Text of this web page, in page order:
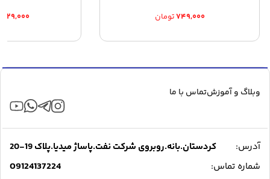
۷۴۹,۰۰۰تومان
وبلاگ و آموزشتماس با ما
آدرس:
کردستان.بانه.روبروی شرکت نفت.پاساژ میدیا.پلاک 19-20
شماره تماس:
09124137224